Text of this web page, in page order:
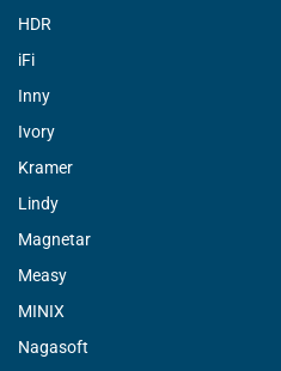
HDR
iFi
Inny
Ivory
Kramer
Lindy
Magnetar
Measy
MINIX
Nagasoft